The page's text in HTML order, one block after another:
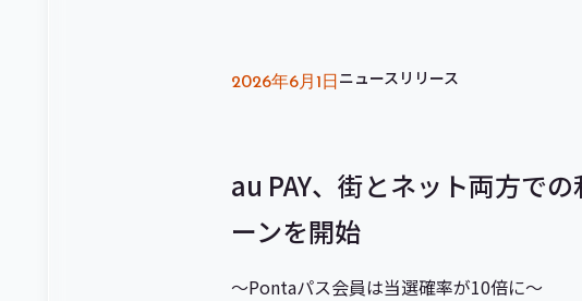
2026年6月1日 ニュースリリース
au PAY、街とネット両方で
ーンを開始
～Pontaパス会員は当選確率が10倍に～